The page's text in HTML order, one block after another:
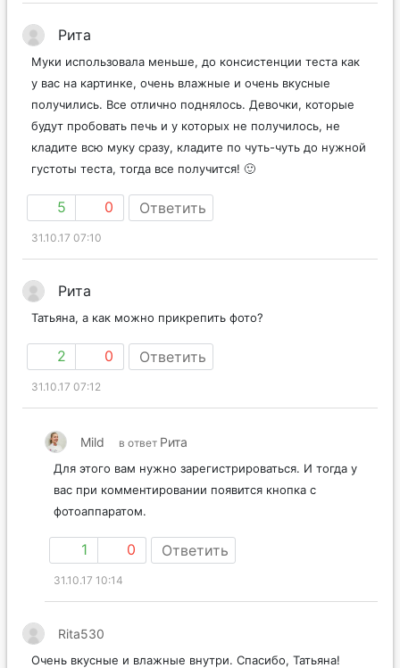
Рита
Муки использовала меньше, до консистенции теста как
у вас на картинке, очень влажные и очень вкусные
получились. Все отлично поднялось. Девочки, которые
будут пробовать печь и у которых не получилось, не
кладите всю муку сразу, кладите по чуть-чуть до нужной
густоты теста, тогда все получится! 🙂
5 0 Ответить
31.10.17 07:10
Рита
Татьяна, а как можно прикрепить фото?
2 0 Ответить
31.10.17 07:12
Mild в ответ Рита
Для этого вам нужно зарегистрироваться. И тогда у
вас при комментировании появится кнопка с
фотоаппаратом.
1 0 Ответить
31.10.17 10:14
Rita530
Очень вкусные и влажные внутри. Спасибо, Татьяна!